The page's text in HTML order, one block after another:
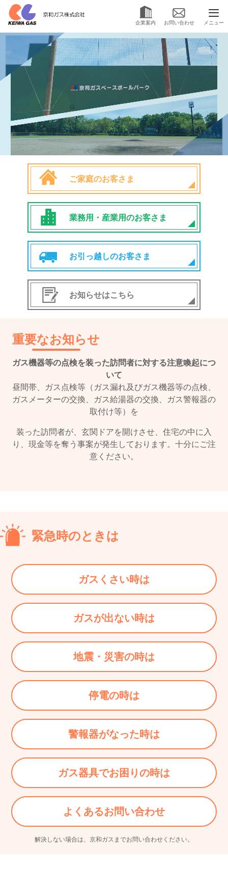
企業案内 お問い合わせ メニュー
ご家庭のお客さま
業務用・産業用のお客さま
お引っ越しのお客さま
お知らせはこちら
重要なお知らせ
ガス機器等の点検を装った訪問者に対する注意喚起につ
いて
昼間帯、ガス点検等（ガス漏れ及びガス機器等の点検、
ガスメーターの交換、ガス給湯器の交換、ガス警報器の
取付け等）を
装った訪問者が、玄関ドアを開けさせ、住宅の中に入
り、現金等を奪う事案が発生しております。十分にご注
意ください。
緊急時のときは
ガスくさい時は
ガスが出ない時は
地震・災害の時は
停電の時は
警報器がなった時は
ガス器具でお困りの時は
よくあるお問い合わせ
解決しない場合は、京和ガスまでお問い合わせください。